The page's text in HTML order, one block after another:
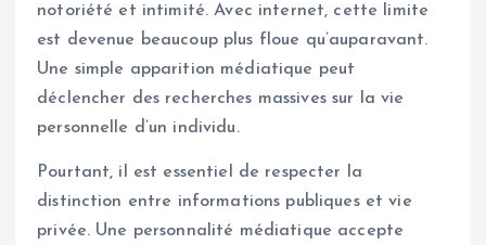
notoriété et intimité. Avec internet, cette limite
est devenue beaucoup plus floue qu’auparavant.
Une simple apparition médiatique peut
déclencher des recherches massives sur la vie
personnelle d’un individu.
Pourtant, il est essentiel de respecter la
distinction entre informations publiques et vie
privée. Une personnalité médiatique accepte